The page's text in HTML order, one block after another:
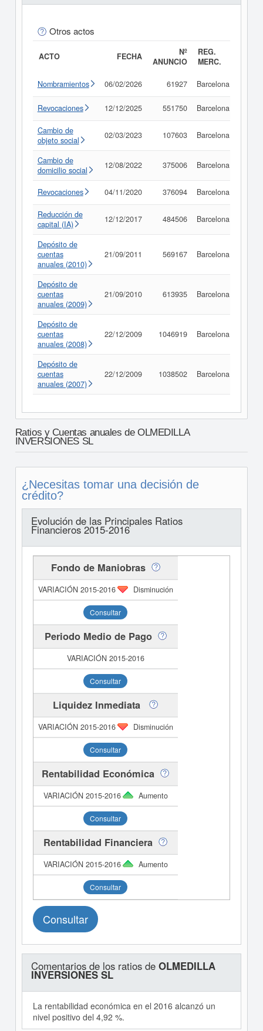
Otros actos
ACTO FECHA
Nº
ANUNCIO
REG.
MERC.
Nombramientos 06/02/2026 61927 Barcelona
Revocaciones 12/12/2025 551750 Barcelona
Cambio de
objeto social
02/03/2023 107603 Barcelona
Cambio de
domicilio social
12/08/2022 375006 Barcelona
Revocaciones 04/11/2020 376094 Barcelona
Reducción de
capital (IA)
12/12/2017 484506 Barcelona
Depósito de
cuentas
anuales (2010)
21/09/2011 569167 Barcelona
Depósito de
cuentas
anuales (2009)
21/09/2010 613935 Barcelona
Depósito de
cuentas
anuales (2008)
22/12/2009 1046919 Barcelona
Depósito de
cuentas
anuales (2007)
22/12/2009 1038502 Barcelona
Ratios y Cuentas anuales de OLMEDILLA
INVERSIONES SL
¿Necesitas tomar una decisión de
crédito?
Evolución de las Principales Ratios
Financieros 2015-2016
Fondo de Maniobras
Disminución
Consultar
Periodo Medio de Pago
Consultar
Liquidez Inmediata
Disminución
Consultar
Rentabilidad Económica
Aumento
Consultar
Rentabilidad Financiera
Aumento
Consultar
Consultar
Comentarios de los ratios de OLMEDILLA
INVERSIONES SL
La rentabilidad económica en el 2016 alcanzó un
nivel positivo del 4,92 %.